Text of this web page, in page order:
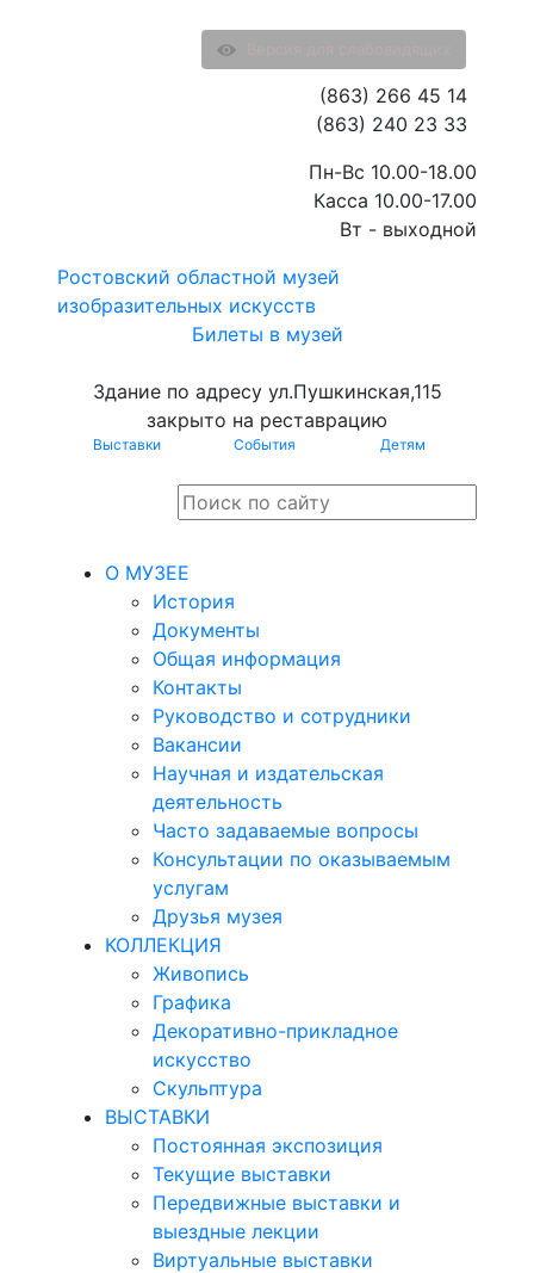
Ростовский областной музей
изобразительных искусств
Билеты в музей
Здание по адресу ул.Пушкинская,115
закрыто на реставрацию
Выставки События Детям
(863) 266 45 14
(863) 240 23 33
Пн-Вс 10.00-18.00
Касса 10.00-17.00
Вт - выходной
О МУЗЕЕ
История
Документы
Общая информация
Контакты
Руководство и сотрудники
Вакансии
Научная и издательская
деятельность
Часто задаваемые вопросы
Консультации по оказываемым
услугам
Друзья музея
КОЛЛЕКЦИЯ
Живопись
Графика
Декоративно-прикладное
искусство
Скульптура
ВЫСТАВКИ
Постоянная экспозиция
Текущие выставки
Передвижные выставки и
выездные лекции
Виртуальные выставки